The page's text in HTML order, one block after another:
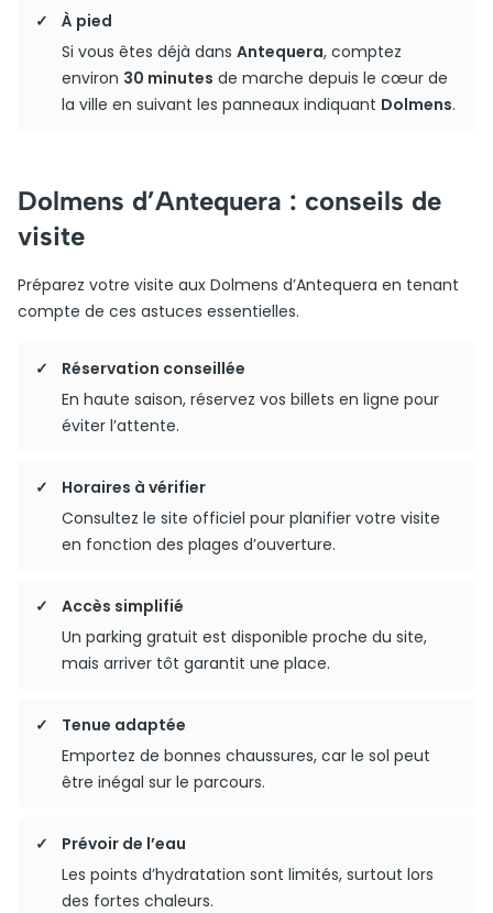
À pied
Si vous êtes déjà dans Antequera, comptez
environ 30 minutes de marche depuis le cœur de
la ville en suivant les panneaux indiquant Dolmens.
Dolmens d’Antequera : conseils de
visite
Préparez votre visite aux Dolmens d’Antequera en tenant
compte de ces astuces essentielles.
Réservation conseillée
En haute saison, réservez vos billets en ligne pour
éviter l’attente.
Horaires à vérifier
Consultez le site officiel pour planifier votre visite
en fonction des plages d’ouverture.
Accès simplifié
Un parking gratuit est disponible proche du site,
mais arriver tôt garantit une place.
Tenue adaptée
Emportez de bonnes chaussures, car le sol peut
être inégal sur le parcours.
Prévoir de l’eau
Les points d’hydratation sont limités, surtout lors
des fortes chaleurs.